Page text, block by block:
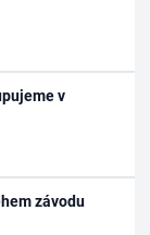
v
závodu